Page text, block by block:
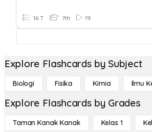
16 T 7th 19
Explore Flashcards by Subject
Biologi Fisika Kimia Ilmu
Explore Flashcards by Grades
Taman Kanak Kanak Kelas 1